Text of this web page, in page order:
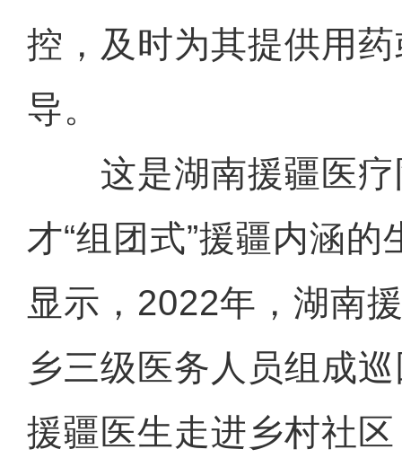
控，及时为其提供用
导。
这是湖南援疆医疗
才“组团式”援疆内涵
显示，2022年，湖南
乡三级医务人员组成
援疆医生走进乡村社